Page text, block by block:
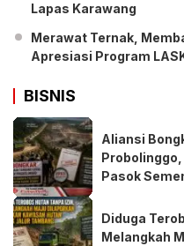
Lapas Karawang
Merawat Ternak,
Apresiasi Program
BISNIS
Aliansi
Pasok
Diduga
Melangkah